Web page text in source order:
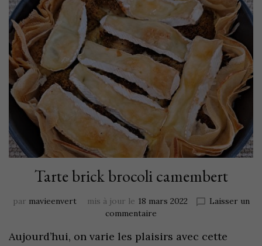
Tarte brick brocoli camembert
par mavieenvert mis à jour le 18 mars 2022
Laisser un
commentaire
Aujourd’hui, on varie les plaisirs avec cette